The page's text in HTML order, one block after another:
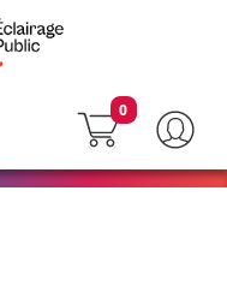
0